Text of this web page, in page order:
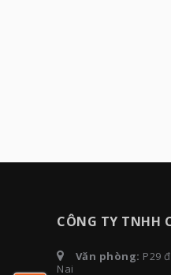
CÔNG TY TNHH
Văn phòng: P29
Nai